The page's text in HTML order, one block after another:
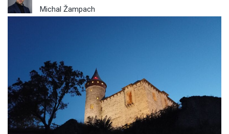
Michal Žampach